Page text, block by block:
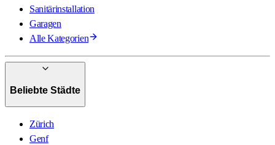
Sanitärinstallation
Garagen
Alle Kategorien
Beliebte Städte
Zürich
Genf